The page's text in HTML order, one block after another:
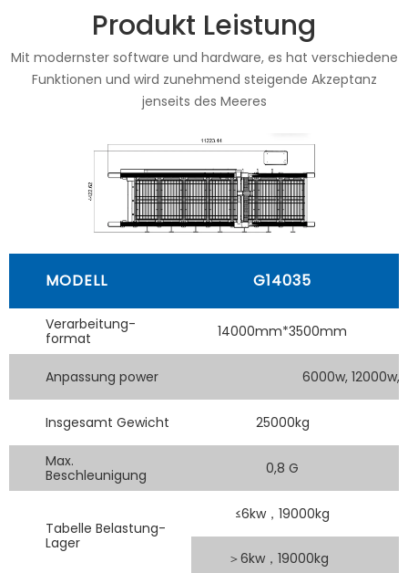
Produkt Leistung
Mit modernster software und hardware, es hat verschiedene
Funktionen und wird zunehmend steigende Akzeptanz
jenseits des Meeres
MODELL G14035
Verarbeitung-
format
14000mm*3500mm
Anpassung power 6000w,
Insgesamt Gewicht 25000kg
Max.
Beschleunigung
0,8 G
Tabelle Belastung-
Lager
≤6kw，19000kg
＞6kw，19000kg